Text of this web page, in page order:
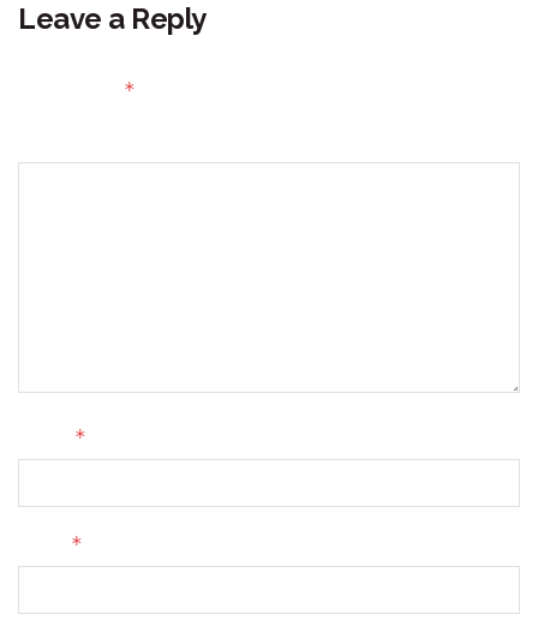
Leave a Reply
*
*
*